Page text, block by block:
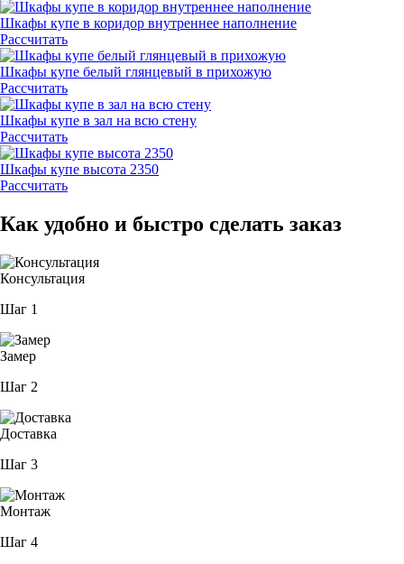
Шкафы купе в коридор внутреннее наполнение
Рассчитать
Шкафы купе белый глянцевый в прихожую
Рассчитать
Шкафы купе в зал на всю стену
Рассчитать
Шкафы купе высота 2350
Рассчитать
Как удобно и быстро сделать заказ
Консультация
Шаг 1
Замер
Шаг 2
Доставка
Шаг 3
Монтаж
Шаг 4